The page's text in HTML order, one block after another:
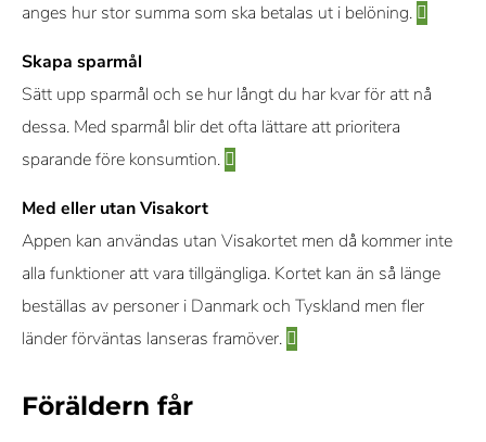
anges hur stor summa som ska betalas ut i belöning.
Skapa sparmål
Sätt upp sparmål och se hur långt du har kvar för att nå
dessa. Med sparmål blir det ofta lättare att prioritera
sparande före konsumtion.
Med eller utan Visakort
Appen kan användas utan Visakortet men då kommer inte
alla funktioner att vara tillgängliga. Kortet kan än så länge
beställas av personer i Danmark och Tyskland men fler
länder förväntas lanseras framöver.
Föräldern får